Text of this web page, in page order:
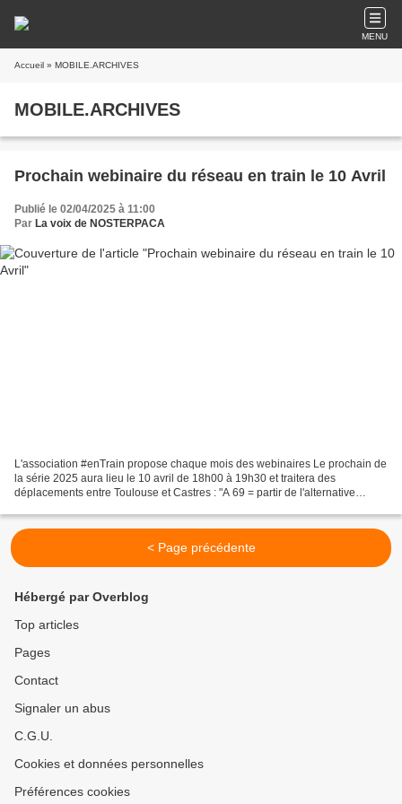
MENU
Accueil » MOBILE.ARCHIVES
MOBILE.ARCHIVES
Prochain webinaire du réseau en train le 10 Avril
Publié le 02/04/2025 à 11:00
Par La voix de NOSTERPACA
L'association #enTrain propose chaque mois des webinaires Le prochain de
la série 2025 aura lieu le 10 avril de 18h00 à 19h30 et traitera des
déplacements entre Toulouse et Castres : "A 69 = partir de l'alternative
< Page précédente
Hébergé par Overblog
Top articles
Pages
Contact
Signaler un abus
C.G.U.
Cookies et données personnelles
Préférences cookies